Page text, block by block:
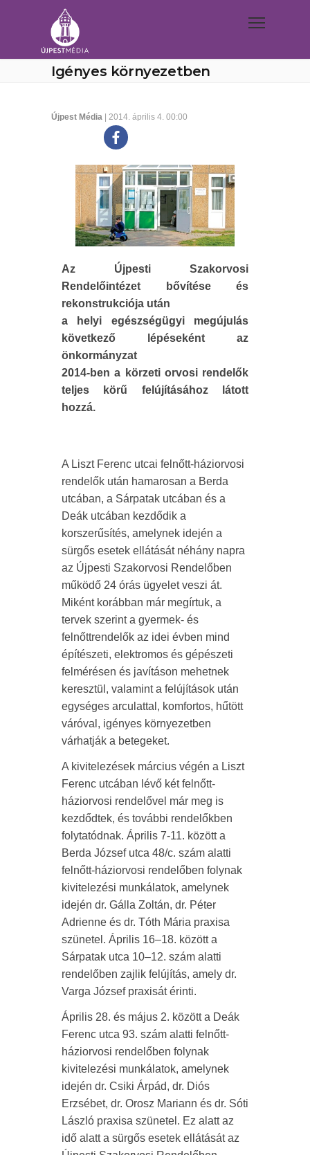
Igényes környezetben
Újpest Média | 2014. április 4. 00:00
Az Újpesti Szakorvosi
Rendelőintézet bővítése és
rekonstrukciója után
a helyi egészségügyi megújulás
következő lépéseként az
önkormányzat
2014-ben a körzeti orvosi rendelők
teljes körű felújításához látott
hozzá.
A Liszt Ferenc utcai felnőtt-háziorvosi
rendelők után hamarosan a Berda
utcában, a Sárpatak utcában és a
Deák utcában kezdődik a
korszerűsítés, amelynek idején a
sürgős esetek ellátását néhány napra
az Újpesti Szakorvosi Rendelőben
működő 24 órás ügyelet veszi át.
Miként korábban már megírtuk, a
tervek szerint a gyermek- és
felnőttrendelők az idei évben mind
építészeti, elektromos és gépészeti
felmérésen és javításon mehetnek
keresztül, valamint a felújítások után
egységes arculattal, komfortos, hűtött
váróval, igényes környezetben
várhatják a betegeket.
A kivitelezések március végén a Liszt
Ferenc utcában lévő két felnőtt-
háziorvosi rendelővel már meg is
kezdődtek, és további rendelőkben
folytatódnak. Április 7-11. között a
Berda József utca 48/c. szám alatti
felnőtt-háziorvosi rendelőben folynak
kivitelezési munkálatok, amelynek
idején dr. Gálla Zoltán, dr. Péter
Adrienne és dr. Tóth Mária praxisa
szünetel. Április 16–18. között a
Sárpatak utca 10–12. szám alatti
rendelőben zajlik felújítás, amely dr.
Varga József praxisát érinti.
Április 28. és május 2. között a Deák
Ferenc utca 93. szám alatti felnőtt-
háziorvosi rendelőben folynak
kivitelezési munkálatok, amelynek
idején dr. Csiki Árpád, dr. Diós
Erzsébet, dr. Orosz Mariann és dr. Sóti
László praxisa szünetel. Ez alatt az
idő alatt a sürgős esetek ellátását az